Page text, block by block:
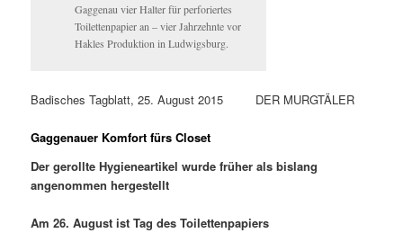
Gaggenau vier Halter für perforiertes
Toilettenpapier an – vier Jahrzehnte vor
Hakles Produktion in Ludwigsburg.
Badisches Tagblatt, 25. August 2015 DER MURGTÄLER
Gaggenauer Komfort fürs Closet
Der gerollte Hygieneartikel wurde früher als bislang
angenommen hergestellt
Am 26. August ist Tag des Toilettenpapiers